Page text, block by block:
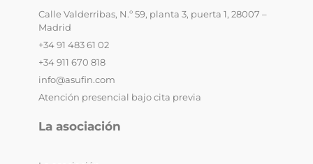
Calle Valderribas, N.º 59, planta 3, puerta 1, 28007 –
Madrid
+34 91 483 61 02
+34 911 670 818
info@asufin.com
Atención presencial bajo cita previa
La asociación